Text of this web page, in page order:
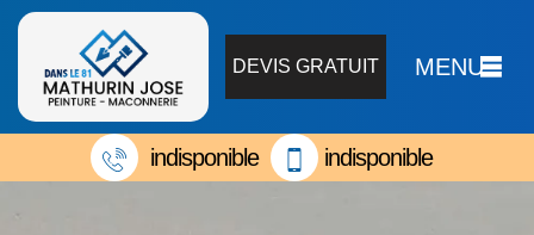
DEVIS GRATUIT MENU
indisponible indisponible